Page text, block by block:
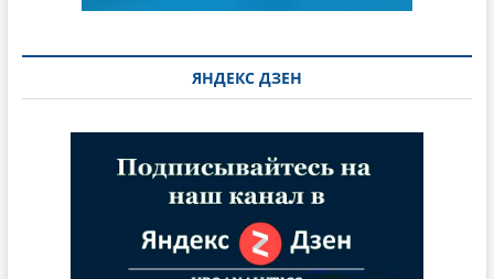
ЯНДЕКС ДЗЕН